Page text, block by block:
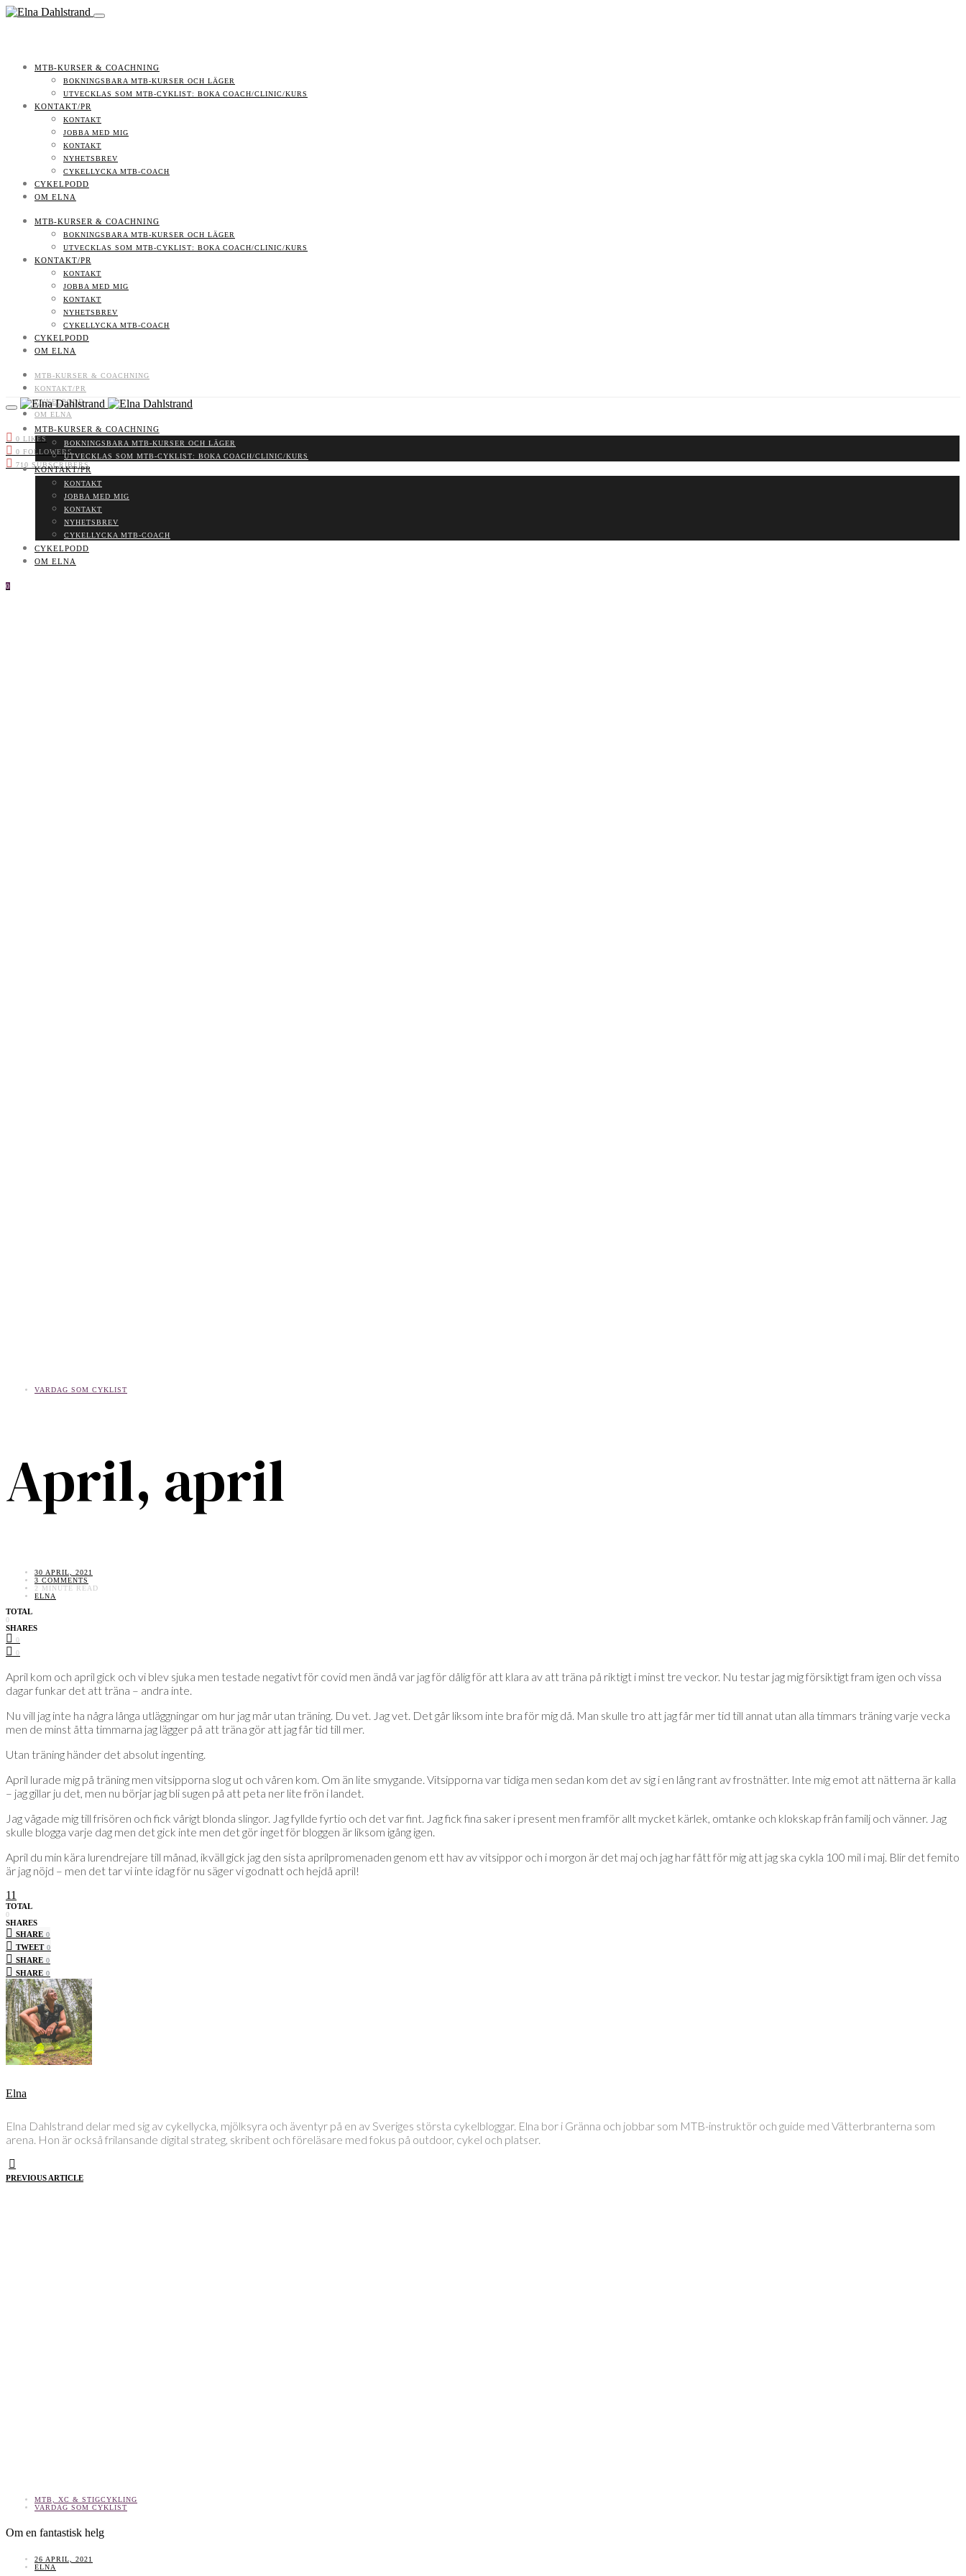
MTB-KURSER & COACHNING
BOKNINGSBARA MTB-KURSER OCH LÄGER
UTVECKLAS SOM MTB-CYKLIST: BOKA COACH/CLINIC/KURS
KONTAKT/PR
KONTAKT
JOBBA MED MIG
KONTAKT
NYHETSBREV
CYKELLYCKA MTB-COACH
CYKELPODD
OM ELNA
MTB-KURSER & COACHNING
BOKNINGSBARA MTB-KURSER OCH LÄGER
UTVECKLAS SOM MTB-CYKLIST: BOKA COACH/CLINIC/KURS
KONTAKT/PR
KONTAKT
JOBBA MED MIG
KONTAKT
NYHETSBREV
CYKELLYCKA MTB-COACH
CYKELPODD
OM ELNA
MTB-KURSER & COACHNING
KONTAKT/PR
CYKELPODD
OM ELNA
0 LIKES
0 FOLLOWERS
710 SUBSCRIBERS
MTB-KURSER & COACHNING
BOKNINGSBARA MTB-KURSER OCH LÄGER
UTVECKLAS SOM MTB-CYKLIST: BOKA COACH/CLINIC/KURS
KONTAKT/PR
KONTAKT
JOBBA MED MIG
KONTAKT
NYHETSBREV
CYKELLYCKA MTB-COACH
CYKELPODD
OM ELNA
0
VARDAG SOM CYKLIST
April, april
30 APRIL, 2021
3 COMMENTS
2 MINUTE READ
ELNA
TOTAL
0
SHARES
0
0
April kom och april gick och vi blev sjuka men testade negativt för covid men ändå var jag för dålig för att klara av att träna på riktigt i minst tre veckor. Nu testar jag mig försiktigt fram igen och vissa
dagar funkar det att träna – andra inte.
Nu vill jag inte ha några långa utläggningar om hur jag mår utan träning. Du vet. Jag vet. Det går liksom inte bra för mig då. Man skulle tro att jag får mer tid till annat utan alla timmars träning varje vecka
men de minst åtta timmarna jag lägger på att träna gör att jag får tid till mer.
Utan träning händer det absolut ingenting.
April lurade mig på träning men vitsipporna slog ut och våren kom. Om än lite smygande. Vitsipporna var tidiga men sedan kom det av sig i en lång rant av frostnätter. Inte mig emot att nätterna är kalla
– jag gillar ju det, men nu börjar jag bli sugen på att peta ner lite frön i landet.
Jag vågade mig till frisören och fick vårigt blonda slingor. Jag fyllde fyrtio och det var fint. Jag fick fina saker i present men framför allt mycket kärlek, omtanke och klokskap från familj och vänner. Jag
skulle blogga varje dag men det gick inte men det gör inget för bloggen är liksom igång igen.
April du min kära lurendrejare till månad, ikväll gick jag den sista aprilpromenaden genom ett hav av vitsippor och i morgon är det maj och jag har fått för mig att jag ska cykla 100 mil i maj. Blir det femito
är jag nöjd – men det tar vi inte idag för nu säger vi godnatt och hejdå april!
11
TOTAL
0
SHARES
SHARE 0
TWEET 0
SHARE 0
SHARE 0
Elna
Elna Dahlstrand delar med sig av cykellycka, mjölksyra och äventyr på en av Sveriges största cykelbloggar. Elna bor i Gränna och jobbar som MTB-instruktör och guide med Vätterbranterna som
arena. Hon är också frilansande digital strateg, skribent och föreläsare med fokus på outdoor, cykel och platser.
PREVIOUS ARTICLE
MTB, XC & STIGCYKLING
VARDAG SOM CYKLIST
Om en fantastisk helg
26 APRIL, 2021
ELNA